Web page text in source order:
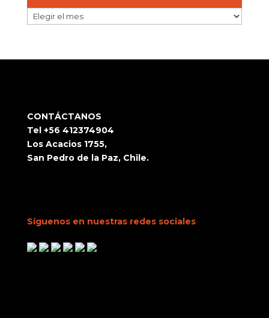
ARCHIVOS
CONTÁCTANOS
Tel +56 412374904
Los Acacios 1755,
San Pedro de la Paz, Chile.
Síguenos en nuestras redes sociales